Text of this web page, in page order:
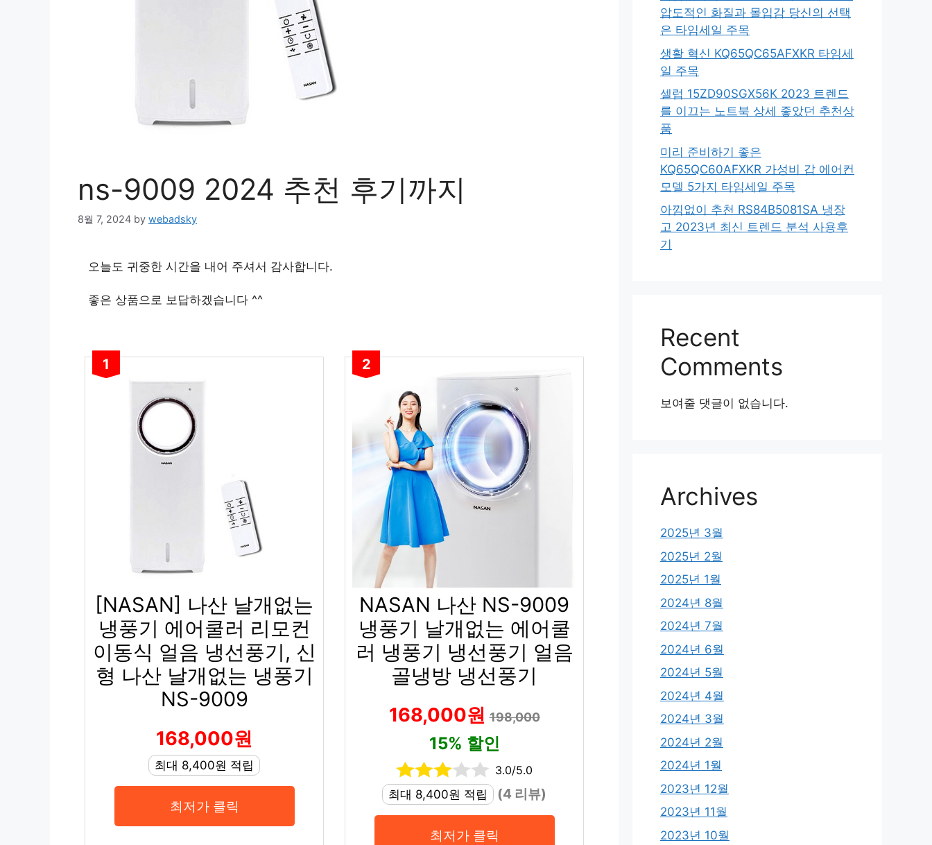
ns-9009 2024 추천 후기까지
8월 7, 2024 by webadsky
오늘도 귀중한 시간을 내어 주셔서 감사합니다.
좋은 상품으로 보답하겠습니다 ^^
1
[NASAN] 나산 날개없는
냉풍기 에어쿨러 리모컨
이동식 얼음 냉선풍기, 신
형 나산 날개없는 냉풍기
NS-9009
168,000원
최대 8,400원 적립
최저가 클릭
2
NASAN 나산 NS-9009
냉풍기 날개없는 에어쿨
러 냉풍기 냉선풍기 얼음
골냉방 냉선풍기
168,000원198,000
15% 할인
3.0/5.0
최대 8,400원 적립
(4 리뷰)
최저가 클릭
압도적인 화질과 몰입감 당신의 선택
은 타임세일 주목
생활 혁신 KQ65QC65AFXKR 타임세
일 주목
셀럽 15ZD90SGX56K 2023 트렌드
를 이끄는 노트북 상세 좋았던 추천상
품
미리 준비하기 좋은
KQ65QC60AFXKR 가성비 갑 에어컨
모델 5가지 타임세일 주목
아낌없이 추천 RS84B5081SA 냉장
고 2023년 최신 트렌드 분석 사용후
기
Recent
Comments
보여줄 댓글이 없습니다.
Archives
2025년 3월
2025년 2월
2025년 1월
2024년 8월
2024년 7월
2024년 6월
2024년 5월
2024년 4월
2024년 3월
2024년 2월
2024년 1월
2023년 12월
2023년 11월
2023년 10월